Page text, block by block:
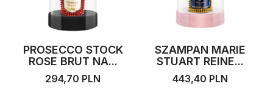
PROSECCO STOCK
ROSE BRUT NA...
294,70 PLN
SZAMPAN MARIE
STUART REINE...
443,40 PLN